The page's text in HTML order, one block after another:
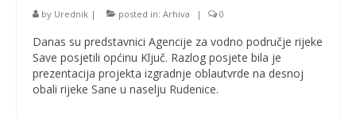
by Urednik | posted in: Arhiva | 0
Danas su predstavnici Agencije za vodno područje rijeke
Save posjetili općinu Ključ. Razlog posjete bila je
prezentacija projekta izgradnje oblautvrde na desnoj
obali rijeke Sane u naselju Rudenice.